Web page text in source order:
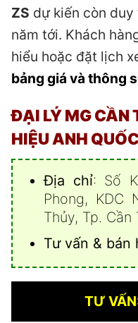
ZS dự kiến còn
năm tới. Khách
hiểu hoặc đặt lịch
bảng giá và thông
ĐẠI LÝ MG CẦN
HIỆU ANH
Địa chỉ: Số
Phong, KDC
Thủy, Tp. Cần
Tư vấn & bán
TƯ